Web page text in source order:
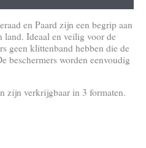
en Paard zijn een begrip aan
land. Ideaal en veilig voor de
geen klittenband hebben die de
beschermers worden eenvoudig
zijn verkrijgbaar in 3 formaten.